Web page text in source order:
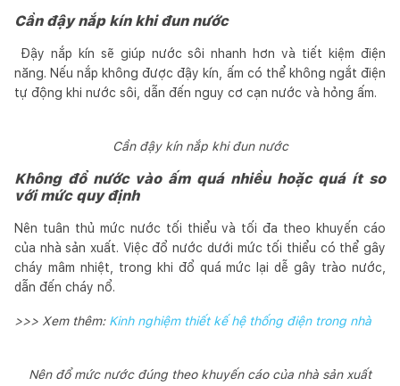
Cần đậy nắp kín khi đun nước
Đậy nắp kín sẽ giúp nước sôi nhanh hơn và tiết kiệm điện
năng. Nếu nắp không được đậy kín, ấm có thể không ngắt điện
tự động khi nước sôi, dẫn đến nguy cơ cạn nước và hỏng ấm.
Cần đậy kín nắp khi đun nước
Không đổ nước vào ấm quá nhiều hoặc quá ít so
với mức quy định
Nên tuân thủ mức nước tối thiểu và tối đa theo khuyến cáo
của nhà sản xuất. Việc đổ nước dưới mức tối thiểu có thể gây
cháy mâm nhiệt, trong khi đổ quá mức lại dễ gây trào nước,
dẫn đến cháy nổ.
>>> Xem thêm: Kinh nghiệm thiết kế hệ thống điện trong nhà
Nên đổ mức nước đúng theo khuyến cáo của nhà sản xuất